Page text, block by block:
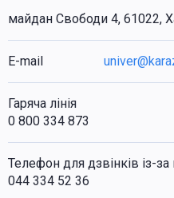
майдан Свободи 4, 61022,
E-mail
Гаряча лінія
0 800 334 873
Телефон для дзвінків із-
044 334 52 36